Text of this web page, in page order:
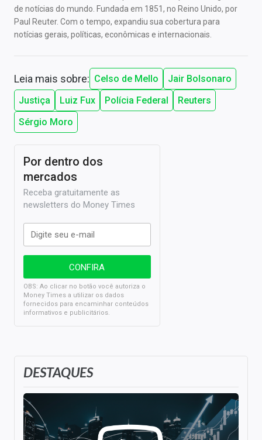
de notícias do mundo. Fundada em 1851, no Reino Unido, por
Paul Reuter. Com o tempo, expandiu sua cobertura para
notícias gerais, políticas, econômicas e internacionais.
Leia mais sobre: Celso de Mello
Jair Bolsonaro
Justiça
Luiz Fux Polícia Federal
Reuters
Sérgio Moro
DESTAQUES
Por dentro dos
mercados
Receba gratuitamente as
newsletters do Money Times
OBS: Ao clicar no botão você autoriza o
Money Times a utilizar os dados
fornecidos para encaminhar conteúdos
informativos e publicitários.